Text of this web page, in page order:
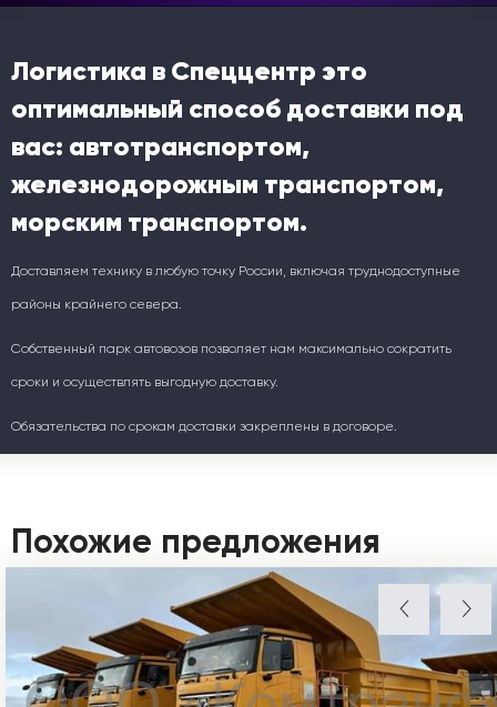
Логистика в Спеццентр это
оптимальный способ доставки под
вас: автотранспортом,
железнодорожным транспортом,
морским транспортом.
Доставляем технику в любую точку России, включая труднодоступные
районы крайнего севера.
Собственный парк автовозов позволяет нам максимально сократить
сроки и осуществлять выгодную доставку.
Обязательства по срокам доставки закреплены в договоре.
Похожие предложения